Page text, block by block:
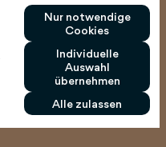
Nur notwendige
Cookies
Individuelle
Auswahl
übernehmen
Alle zulassen